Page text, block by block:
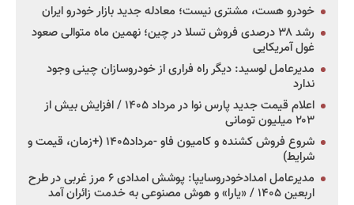
خودرو هست، مشتری نیست؛ معادله جدید بازار خودرو ایران
رشد ۳۸ درصدی فروش تسلا در چین؛ نهمین ماه متوالی صعود
غول آمریکایی
مدیرعامل لوسید: دیگر راه فراری از خودروسازان چینی وجود
ندارد
اعلام قیمت جدید پارس نوا در مرداد ۱۴۰۵ / افزایش بیش از
۲۰۳ میلیون تومانی
شروع فروش کشنده و کامیون فاو -مرداد۱۴۰۵ (+زمان، قیمت و
شرایط)
مدیرعامل امدادخودروسایپا: پوشش امدادی ۶ مرز غربی در طرح
اربعین ۱۴۰۵ / «یارا» و هوش مصنوعی به خدمت زائران آمد